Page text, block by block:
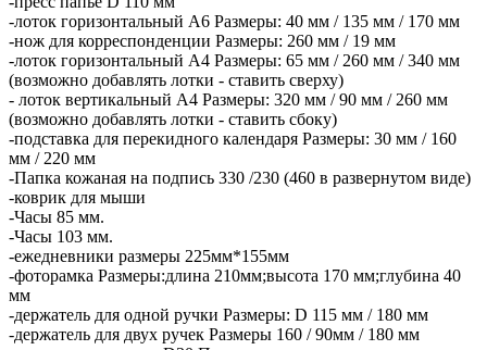
-лоток горизонтальный А6 Размеры: 40 мм / 135 мм / 170 мм
-нож для корреспонденции Размеры: 260 мм / 19 мм
-лоток горизонтальный А4 Размеры: 65 мм / 260 мм / 340 мм
(возможно добавлять лотки - ставить сверху)
- лоток вертикальный А4 Размеры: 320 мм / 90 мм / 260 мм
(возможно добавлять лотки - ставить сбоку)
-подставка для перекидного календаря Размеры: 30 мм / 160
мм / 220 мм
-Папка кожаная на подпись 330 /230 (460 в развернутом виде)
-коврик для мыши
-Часы 85 мм.
-Часы 103 мм.
-ежедневники размеры 225мм*155мм
-фоторамка Размеры:длина 210мм;высота 170 мм;глубина 40
мм
-держатель для одной ручки Размеры: D 115 мм / 180 мм
-держатель для двух ручек Размеры 160 / 90мм / 180 мм